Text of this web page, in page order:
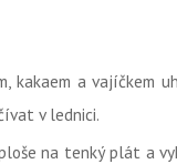
kakaem a
v lednici.
na tenký plát a